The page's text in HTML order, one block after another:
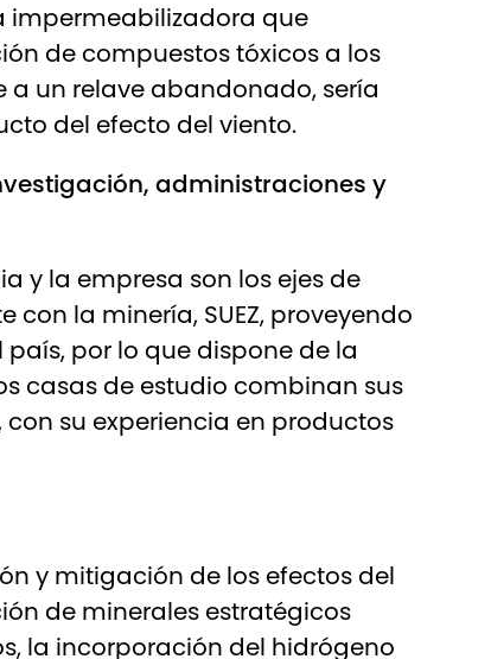
impermeabilizadora que
de compuestos tóxicos a los
un relave abandonado, sería
del efecto del viento.
administraciones y
y la empresa son los ejes de
la minería, SUEZ, proveyendo
por lo que dispone de la
casas de estudio combinan sus
con su experiencia en productos
y mitigación de los efectos del
de minerales estratégicos
la incorporación del hidrógeno